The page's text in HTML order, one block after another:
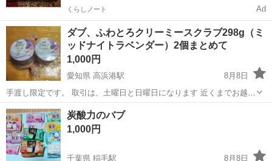
くらしノート Ad
ダブ、ふわとろクリーミースクラブ298g（ミ
ッドナイトラベンダー）2個まとめて
1,000円
愛知県 高浜港駅
8月8日
手渡し限定です。 取引は、土曜日と日曜日になります 近くまでお越し
くださるのでしたら平日夜も可能です✨（応相談）
愛知 高浜市 高浜港駅 スキンケア
炭酸力のバブ
1,000円
千葉県 稲毛駅
8月8日